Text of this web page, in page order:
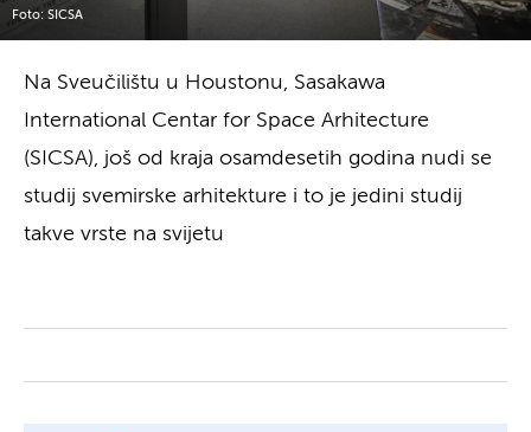
Foto: SICSA
Na Sveučilištu u Houstonu, Sasakawa
International Centar for Space Arhitecture
(SICSA), još od kraja osamdesetih godina nudi se
studij svemirske arhitekture i to je jedini studij
takve vrste na svijetu